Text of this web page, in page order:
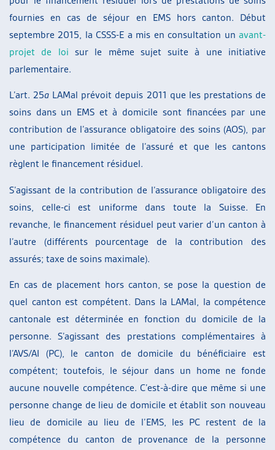
fournies en cas de séjour en EMS hors canton. Début
septembre 2015, la CSSS-E a mis en consultation un avant-
projet de loi sur le même sujet suite à une initiative
parlementaire.
L’art. 25a LAMal prévoit depuis 2011 que les prestations de
soins dans un EMS et à domicile sont financées par une
contribution de l’assurance obligatoire des soins (AOS), par
une participation limitée de l’assuré et que les cantons
règlent le financement résiduel.
S’agissant de la contribution de l’assurance obligatoire des
soins, celle-ci est uniforme dans toute la Suisse. En
revanche, le financement résiduel peut varier d’un canton à
l’autre (différents pourcentage de la contribution des
assurés; taxe de soins maximale).
En cas de placement hors canton, se pose la question de
quel canton est compétent. Dans la LAMal, la compétence
cantonale est déterminée en fonction du domicile de la
personne. S’agissant des prestations complémentaires à
l’AVS/AI (PC), le canton de domicile du bénéficiaire est
compétent; toutefois, le séjour dans un home ne fonde
aucune nouvelle compétence. C’est-à-dire que même si une
personne change de lieu de domicile et établit son nouveau
lieu de domicile au lieu de l’EMS, les PC restent de la
compétence du canton de provenance de la personne